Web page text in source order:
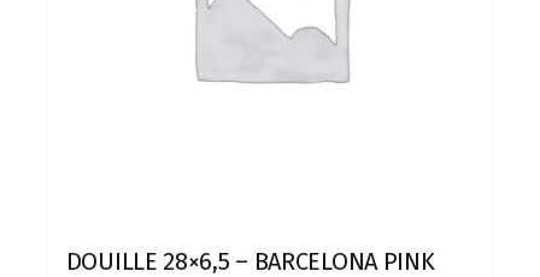
DOUILLE 28×6,5 – BARCELONA PINK